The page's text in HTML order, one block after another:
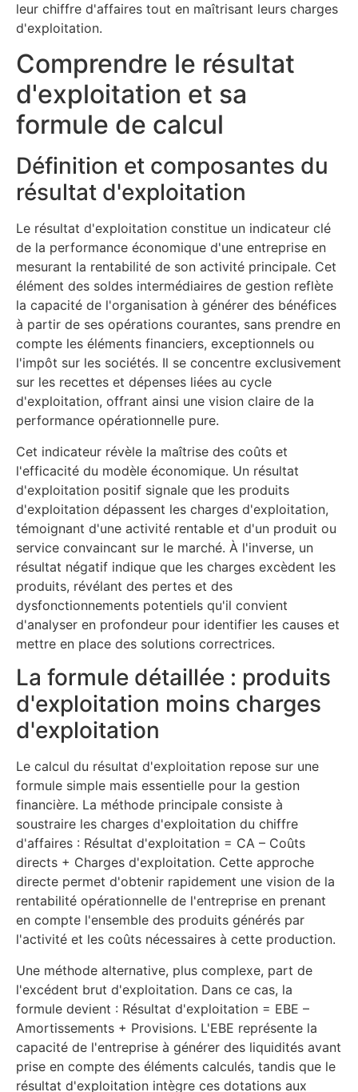
leur chiffre d'affaires tout en maîtrisant leurs charges
d'exploitation.
Comprendre le résultat
d'exploitation et sa
formule de calcul
Définition et composantes du
résultat d'exploitation
Le résultat d'exploitation constitue un indicateur clé
de la performance économique d'une entreprise en
mesurant la rentabilité de son activité principale. Cet
élément des soldes intermédiaires de gestion reflète
la capacité de l'organisation à générer des bénéfices
à partir de ses opérations courantes, sans prendre en
compte les éléments financiers, exceptionnels ou
l'impôt sur les sociétés. Il se concentre exclusivement
sur les recettes et dépenses liées au cycle
d'exploitation, offrant ainsi une vision claire de la
performance opérationnelle pure.
Cet indicateur révèle la maîtrise des coûts et
l'efficacité du modèle économique. Un résultat
d'exploitation positif signale que les produits
d'exploitation dépassent les charges d'exploitation,
témoignant d'une activité rentable et d'un produit ou
service convaincant sur le marché. À l'inverse, un
résultat négatif indique que les charges excèdent les
produits, révélant des pertes et des
dysfonctionnements potentiels qu'il convient
d'analyser en profondeur pour identifier les causes et
mettre en place des solutions correctrices.
La formule détaillée : produits
d'exploitation moins charges
d'exploitation
Le calcul du résultat d'exploitation repose sur une
formule simple mais essentielle pour la gestion
financière. La méthode principale consiste à
soustraire les charges d'exploitation du chiffre
d'affaires : Résultat d'exploitation = CA – Coûts
directs + Charges d'exploitation. Cette approche
directe permet d'obtenir rapidement une vision de la
rentabilité opérationnelle de l'entreprise en prenant
en compte l'ensemble des produits générés par
l'activité et les coûts nécessaires à cette production.
Une méthode alternative, plus complexe, part de
l'excédent brut d'exploitation. Dans ce cas, la
formule devient : Résultat d'exploitation = EBE –
Amortissements + Provisions. L'EBE représente la
capacité de l'entreprise à générer des liquidités avant
prise en compte des éléments calculés, tandis que le
résultat d'exploitation intègre ces dotations aux